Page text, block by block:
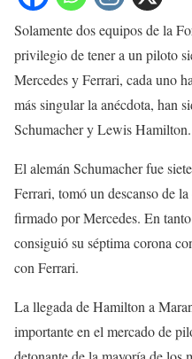
Solamente dos equipos de la
privilegio de tener a un piloto
Mercedes y Ferrari, cada uno
más singular la anécdota, han
Schumacher y Lewis Hamilton.
El alemán Schumacher fue
Ferrari, tomó un descanso de
firmado por Mercedes. En
consiguió su séptima corona
con Ferrari.
La llegada de Hamilton a
importante en el mercado de